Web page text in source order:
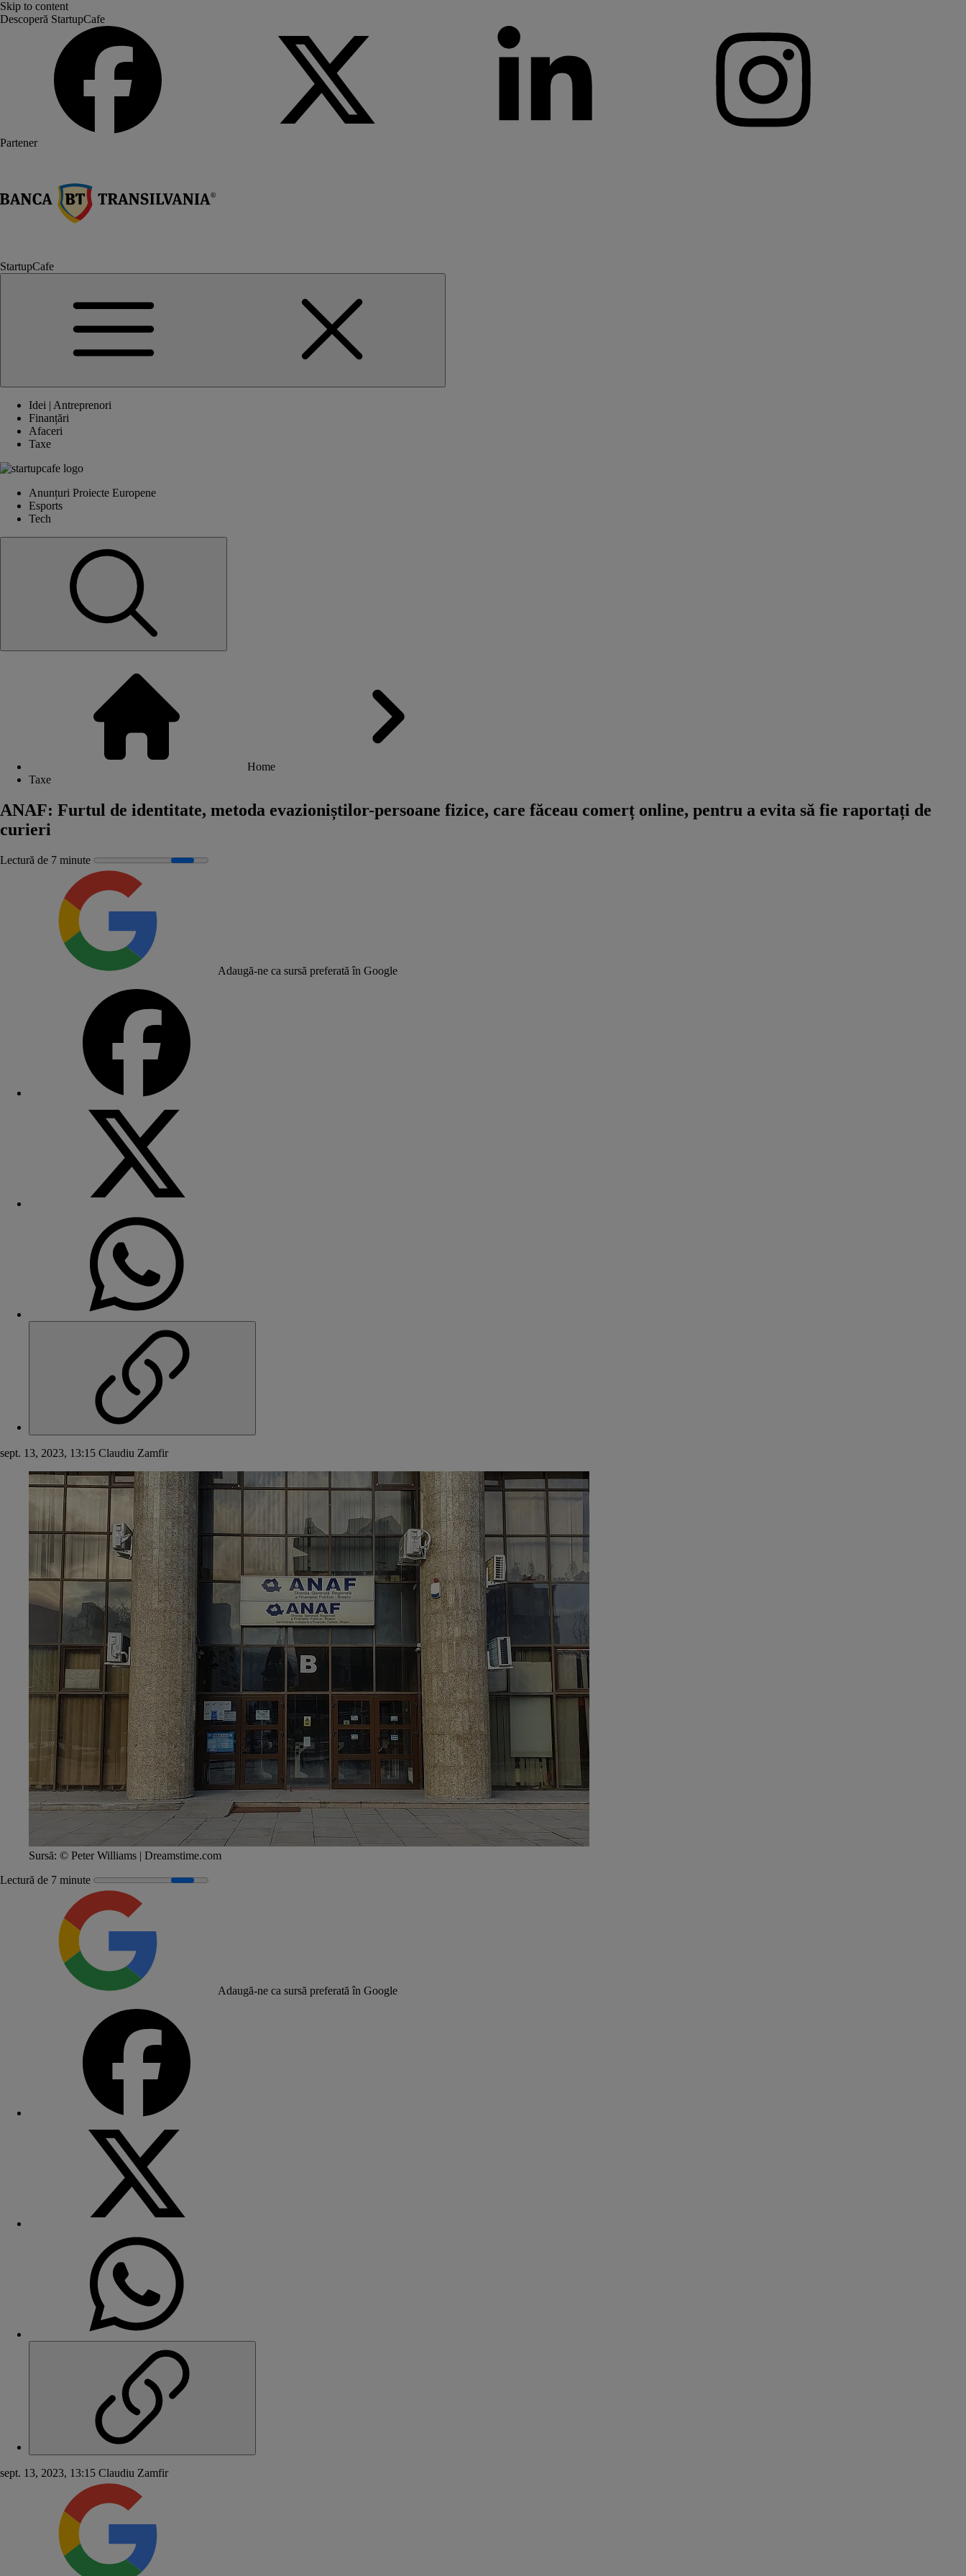
Skip to content
Descoperă StartupCafe
Partener
StartupCafe
Idei | Antreprenori
Finanțări
Afaceri
Taxe
Anunțuri Proiecte Europene
Esports
Tech
Home
Taxe
ANAF: Furtul de identitate, metoda evazioniștilor-persoane fizice, care făceau comerț online, pentru a evita să fie raportați de
curieri
Lectură de 7 minute
Adaugă-ne ca sursă preferată în Google
sept. 13, 2023, 13:15 Claudiu Zamfir
Sursă: © Peter Williams | Dreamstime.com
Lectură de 7 minute
Adaugă-ne ca sursă preferată în Google
sept. 13, 2023, 13:15 Claudiu Zamfir